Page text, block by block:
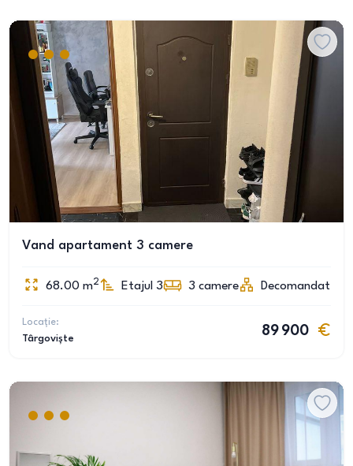
Vand apartament 3 camere
68.00 m2 Etajul 3 3 camere Decomandat
Locație:
Târgoviște
89 900